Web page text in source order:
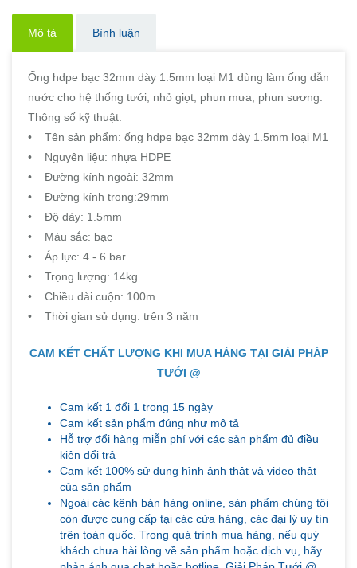
Mô tả Bình luận
Ống hdpe bạc 32mm dày 1.5mm loại M1 dùng làm ống dẫn
nước cho hệ thống tưới, nhỏ giọt, phun mưa, phun sương.
Thông số kỹ thuật:
• Tên sản phẩm: ống hdpe bạc 32mm dày 1.5mm loại M1
• Nguyên liệu: nhựa HDPE
• Đường kính ngoài: 32mm
• Đường kính trong:29mm
• Độ dày: 1.5mm
• Màu sắc: bạc
• Áp lực: 4 - 6 bar
• Trọng lượng: 14kg
• Chiều dài cuộn: 100m
• Thời gian sử dụng: trên 3 năm
CAM KẾT CHẤT LƯỢNG KHI MUA HÀNG TẠI GIẢI PHÁP
TƯỚI @
Cam kết 1 đổi 1 trong 15 ngày
Cam kết sản phẩm đúng như mô tả
Hỗ trợ đổi hàng miễn phí với các sản phẩm đủ điều
kiện đổi trả
Cam kết 100% sử dụng hình ảnh thật và video thật
của sản phẩm
Ngoài các kênh bán hàng online, sản phẩm chúng tôi
còn được cung cấp tại các cửa hàng, các đại lý uy tín
trên toàn quốc. Trong quá trình mua hàng, nếu quý
khách chưa hài lòng về sản phẩm hoặc dịch vụ, hãy